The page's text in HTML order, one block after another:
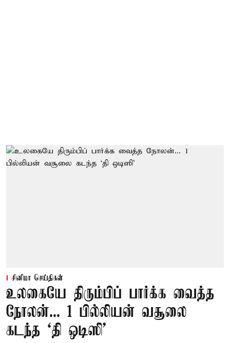
சினிமா செய்திகள்
உலகையே திரும்பிப் பார்க்க வைத்த
நோலன்... 1 பில்லியன் வசூலை
கடந்த ‘தி ஒடிஸி’